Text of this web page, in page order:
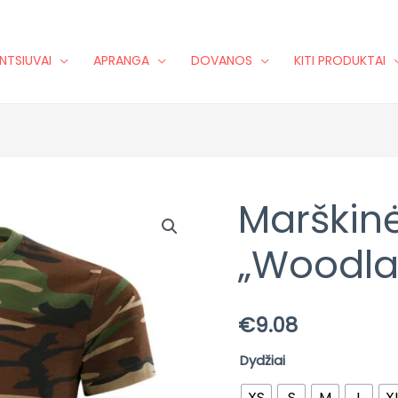
APRANGA DOVANOS KITI PRODUKTAI
€9.08
Dydžiai
produkto
kiekis:
Marškinėliai
vyrams
kamufliažo